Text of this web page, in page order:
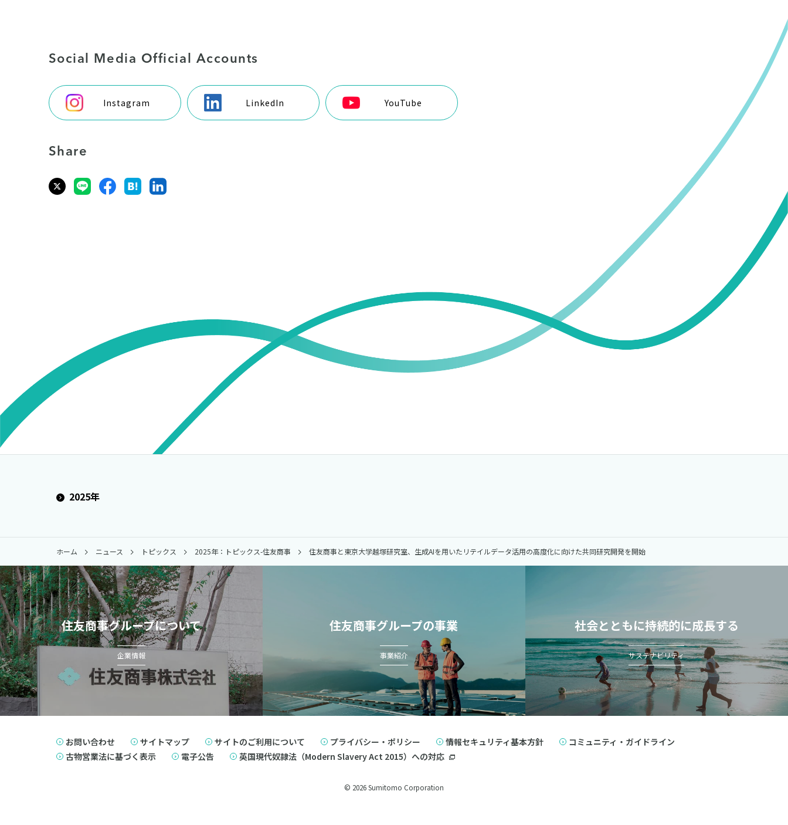
Social Media Official Accounts
Instagram LinkedIn YouTube
Share
2025年
ホーム ニュース トピックス 2025年：トピックス-住友商事 住友商事と東京大学越塚研究室、生成AIを用いたリテイルデータ活用の高度化に向けた共同研究開発を開始
住友商事グループについて
企業情報
住友商事グループの事業
事業紹介
社会とともに持続的に成長する
サステナビリティ
お問い合わせ サイトマップ サイトのご利用について プライバシー・ポリシー 情報セキュリティ基本方針
コミュニティ・ガイドライン
古物営業法に基づく表示
電子公告 英国現代奴隷法（Modern Slavery Act 2015）への対応
© 2026 Sumitomo Corporation